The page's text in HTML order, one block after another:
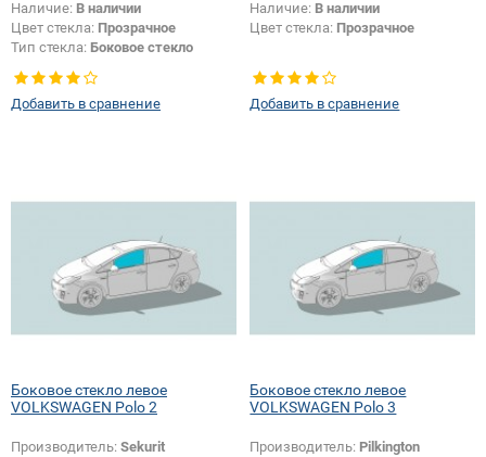
Наличие: В наличии
Цвет стекла: Прозрачное
Тип стекла: Боковое стекло
правое
Добавить в сравнение
Наличие: В наличии
Цвет стекла: Прозрачное
Добавить в сравнение
Боковое стекло левое
VOLKSWAGEN Polo 2
Производитель: Sekurit
Боковое стекло левое
VOLKSWAGEN Polo 3
Производитель: Pilkington